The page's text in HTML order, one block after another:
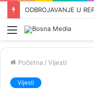
Meni
Početna / Vijesti
Vijesti